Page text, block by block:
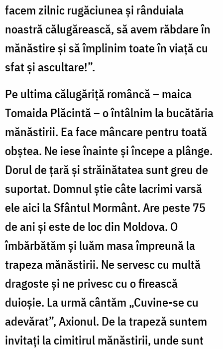
facem zilnic rugăciunea și rânduiala
noastră călugărească, să avem răbdare în
mănăstire și să împlinim toate în viață cu
sfat și ascultare!”.
Pe ultima călugăriță româncă – maica
Tomaida Plăcintă – o întâlnim la bucătăria
mănăstirii. Ea face mâncare pentru toată
obștea. Ne iese înainte și începe a plânge.
Dorul de țară și străinătatea sunt greu de
suportat. Domnul știe câte lacrimi varsă
ele aici la Sfântul Mormânt. Are peste 75
de ani și este de loc din Moldova. O
îmbărbătăm și luăm masa împreună la
trapeza mănăstirii. Ne servesc cu multă
dragoste și ne privesc cu o firească
duioșie. La urmă cântăm „Cuvine-se cu
adevărat”, Axionul. De la trapeză suntem
invitați la cimitirul mănăstirii, unde sunt